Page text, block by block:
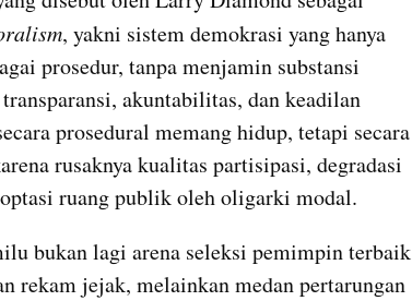
, yakni sistem demokrasi yang hanya
prosedur, tanpa menjamin substansi
akuntabilitas, dan keadilan
prosedural memang hidup, tetapi secara
rusaknya kualitas partisipasi, degradasi
ruang publik oleh oligarki modal.
bukan lagi arena seleksi pemimpin terbaik
rekam jejak, melainkan medan pertarungan